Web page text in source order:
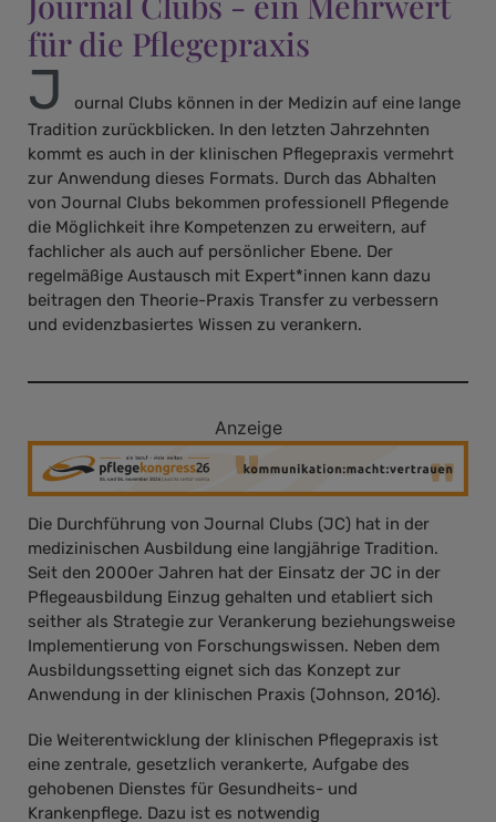
für die Pflegepraxis
J
ournal Clubs können in der Medizin auf eine lange
Tradition zurückblicken. In den letzten Jahrzehnten
kommt es auch in der klinischen Pflegepraxis vermehrt
zur Anwendung dieses Formats. Durch das Abhalten
von Journal Clubs bekommen professionell Pflegende
die Möglichkeit ihre Kompetenzen zu erweitern, auf
fachlicher als auch auf persönlicher Ebene. Der
regelmäßige Austausch mit Expert*innen kann dazu
beitragen den Theorie-Praxis Transfer zu verbessern
und evidenzbasiertes Wissen zu verankern.
Anzeige
Die Durchführung von Journal Clubs (JC) hat in der
medizinischen Ausbildung eine langjährige Tradition.
Seit den 2000er Jahren hat der Einsatz der JC in der
Pflegeausbildung Einzug gehalten und etabliert sich
seither als Strategie zur Verankerung beziehungsweise
Implementierung von Forschungswissen. Neben dem
Ausbildungssetting eignet sich das Konzept zur
Anwendung in der klinischen Praxis (Johnson, 2016).
Die Weiterentwicklung der klinischen Pflegepraxis ist
eine zentrale, gesetzlich verankerte, Aufgabe des
gehobenen Dienstes für Gesundheits- und
Krankenpflege. Dazu ist es notwendig